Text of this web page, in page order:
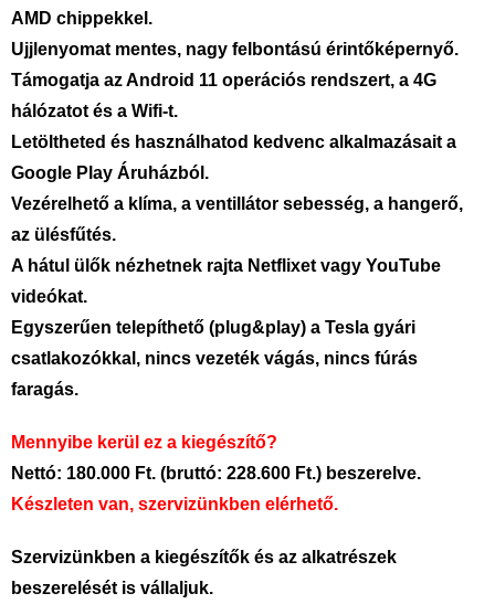
AMD chippekkel.
Ujjlenyomat mentes, nagy felbontású érintőképernyő.
Támogatja az Android 11 operációs rendszert, a 4G
hálózatot és a Wifi-t.
Letöltheted és használhatod kedvenc alkalmazásait a
Google Play Áruházból.
Vezérelhető a klíma, a ventillátor sebesség, a hangerő,
az ülésfűtés.
A hátul ülők nézhetnek rajta Netflixet vagy YouTube
videókat.
Egyszerűen telepíthető (plug&play) a Tesla gyári
csatlakozókkal, nincs vezeték vágás, nincs fúrás
faragás.
Mennyibe kerül ez a kiegészítő?
Nettó: 180.000 Ft. (bruttó: 228.600 Ft.) beszerelve.
Készleten van, szervizünkben elérhető.
Szervizünkben a kiegészítők és az alkatrészek
beszerelését is vállaljuk.